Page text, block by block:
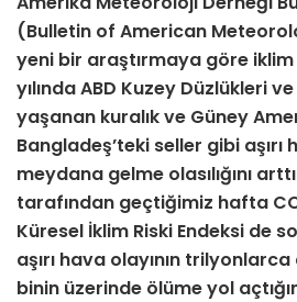
(Bulletin of American
yeni bir araştırmaya göre iklim
yılında ABD Kuzey Düzlükleri
yaşanan kuralık ve Güney
Bangladeş’teki seller gibi aşırı
meydana gelme olasılığını
tarafından geçtiğimiz hafta
Küresel İklim Riski Endeksi de
aşırı hava olayının
binin üzerinde ölüme yol